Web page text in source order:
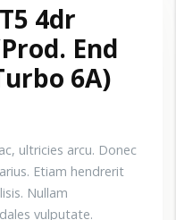
4dr
End
6A)
ultricies arcu. Donec
Etiam hendrerit
Nullam
vulputate.